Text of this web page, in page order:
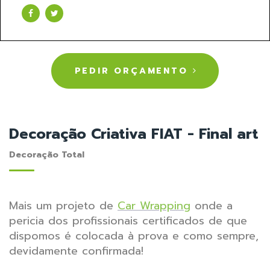
PEDIR ORÇAMENTO
Decoração Criativa FIAT - Final art
Decoração Total
Mais um projeto de Car Wrapping onde a
pericia dos profissionais certificados de que
dispomos é colocada à prova e como sempre,
devidamente confirmada!